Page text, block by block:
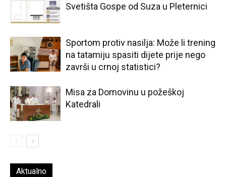
Svetišta Gospe od Suza u Pleternici
Sportom protiv nasilja: Može li trening
na tatamiju spasiti dijete prije nego
završi u crnoj statistici?
Misa za Domovinu u požeškoj
Katedrali
Aktualno